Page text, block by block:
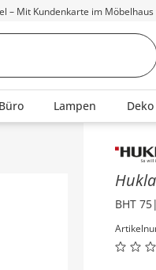
– Mit Kundenkarte im Möbelhaus
Büro Lampen Deko
Inhalt
Hukla
BHT